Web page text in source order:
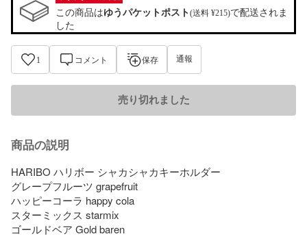
この商品はゆうパケットポスト(送料 ¥215)で配送されま
した
1 コメント 保存 通報
売り切れました
商品の説明
HARIBO ハリボー シャカシャカキーホルダー
グレープフルーツ grapefruit
ハッピーコーラ happy cola
スターミックス starmix
ゴールドベア Gold baren